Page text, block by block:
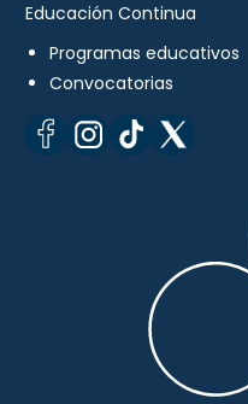
Educación Continua
Programas educativos
Convocatorias